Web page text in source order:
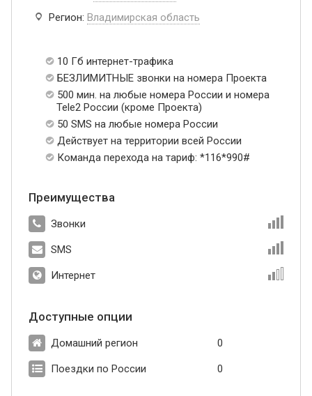
Регион: Владимирская область
10 Гб интернет-трафика
БЕЗЛИМИТНЫЕ звонки на номера Проекта
500 мин. на любые номера России и номера
Tele2 России (кроме Проекта)
50 SMS на любые номера России
Действует на территории всей России
Команда перехода на тариф: *116*990#
Преимущества
Звонки
SMS
Интернет
Доступные опции
Домашний регион 0
Поездки по России 0